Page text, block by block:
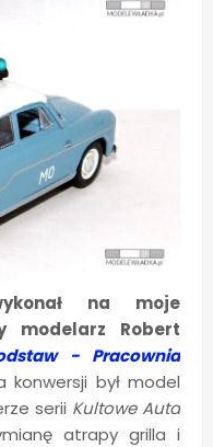
na moje
modelarz Robert
- Pracownia
konwersji był model
serii Kultowe Auta
atrapy grilla i